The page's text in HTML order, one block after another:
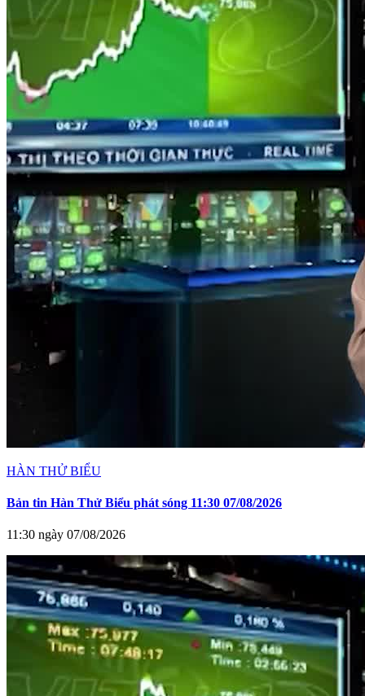
HÀN THỬ BIỂU
Bản tin Hàn Thử Biểu phát sóng 11:30 07/08/2026
11:30 ngày 07/08/2026